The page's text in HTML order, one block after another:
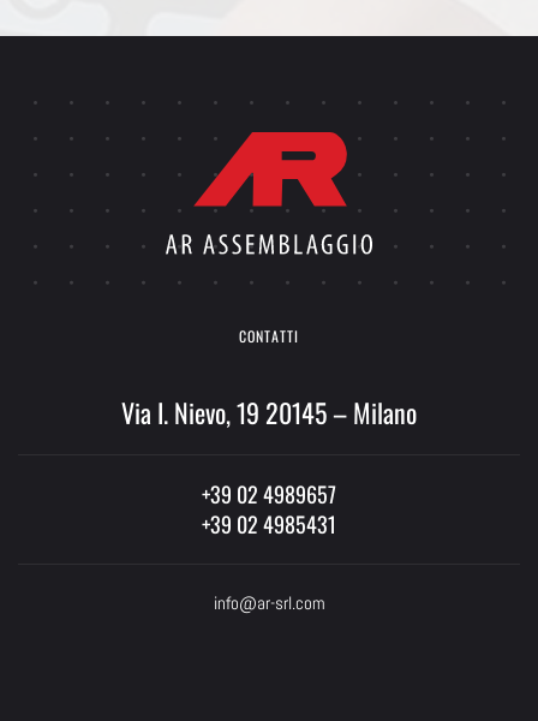
CONTATTI
Via I. Nievo, 19 20145 – Milano
+39 02 4989657
+39 02 4985431
info@ar-srl.com